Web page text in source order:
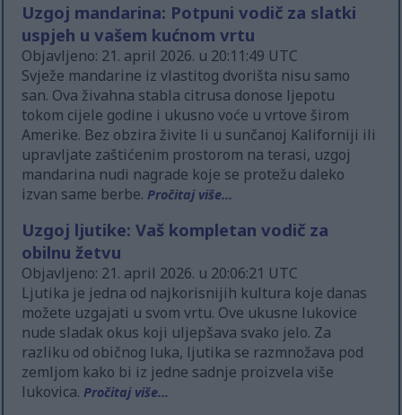
Uzgoj mandarina: Potpuni vodič za slatki
uspjeh u vašem kućnom vrtu
Objavljeno: 21. april 2026. u 20:11:49 UTC
Svježe mandarine iz vlastitog dvorišta nisu samo
san. Ova živahna stabla citrusa donose ljepotu
tokom cijele godine i ukusno voće u vrtove širom
Amerike. Bez obzira živite li u sunčanoj Kaliforniji ili
upravljate zaštićenim prostorom na terasi, uzgoj
mandarina nudi nagrade koje se protežu daleko
izvan same berbe.Pročitaj više...
Uzgoj ljutike: Vaš kompletan vodič za
obilnu žetvu
Objavljeno: 21. april 2026. u 20:06:21 UTC
Ljutika je jedna od najkorisnijih kultura koje danas
možete uzgajati u svom vrtu. Ove ukusne lukovice
nude sladak okus koji uljepšava svako jelo. Za
razliku od običnog luka, ljutika se razmnožava pod
zemljom kako bi iz jedne sadnje proizvela više
lukovica.Pročitaj više...